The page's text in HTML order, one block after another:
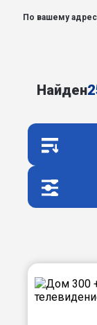
По вашему
Найден